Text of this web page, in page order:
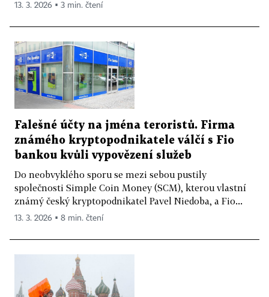
13. 3. 2026 ▪ 3 min. čtení
Falešné účty na jména teroristů. Firma
známého kryptopodnikatele válčí s Fio
bankou kvůli vypovězení služeb
Do neobvyklého sporu se mezi sebou pustily
společnosti Simple Coin Money (SCM), kterou vlastní
známý český kryptopodnikatel Pavel Niedoba, a Fio...
13. 3. 2026 ▪ 8 min. čtení